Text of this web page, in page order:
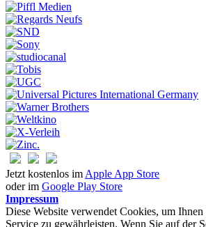
Jetzt kostenlos im Apple App Store
oder im Google Play Store
Impressum
Diese Website verwendet Cookies, um Ihnen
Service zu gewährleisten. Wenn Sie auf der